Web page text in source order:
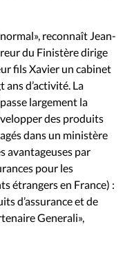
Aujourd'hui
Trait d'Ixène
reconnaît Jean-
du Finistère dirige
fils Xavier un cabinet
ans d’activité. La
largement la
des produits
dans un ministère
avantageuses par
pour les
étrangers en France) :
d’assurance et de
Generali»,